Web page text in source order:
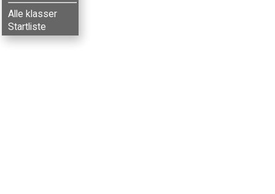
Alle klasser
Startliste